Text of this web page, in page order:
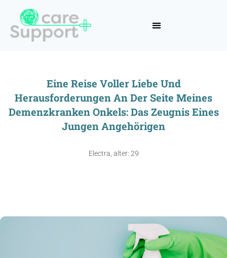
Eine Reise Voller Liebe Und
Herausforderungen An Der Seite Meines
Demenzkranken Onkels: Das Zeugnis Eines
Jungen Angehörigen
Electra, alter: 29